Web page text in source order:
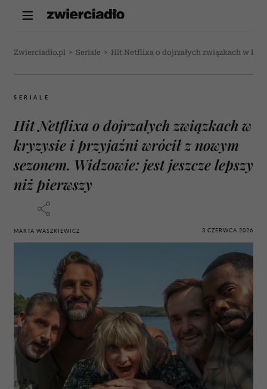
Zwierciadlo.pl > Seriale > Hit Netflixa o dojrzałych związkach w
SERIALE
Hit Netflixa o dojrzałych związkach w
kryzysie i przyjaźni wrócił z nowym
sezonem. Widzowie: jest jeszcze lepszy
niż pierwszy
MARTA WASZKIEWICZ 3 CZERWCA 2026